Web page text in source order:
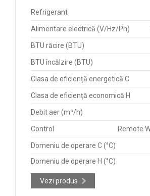
Refrigerant
Alimentare electrică (V/Hz/Ph)
BTU răcire (BTU)
BTU încălzire (BTU)
Clasa de eficiență energetică C
Clasa de eficiență economică H
Debit aer (m³/h)
Control Remote
Domeniu de operare C (°C)
Domeniu de operare H (°C)
Vezi produs